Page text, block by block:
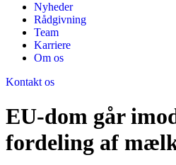
Nyheder
Rådgivning
Team
Karriere
Om os
Kontakt os
EU-dom går
fordeling af